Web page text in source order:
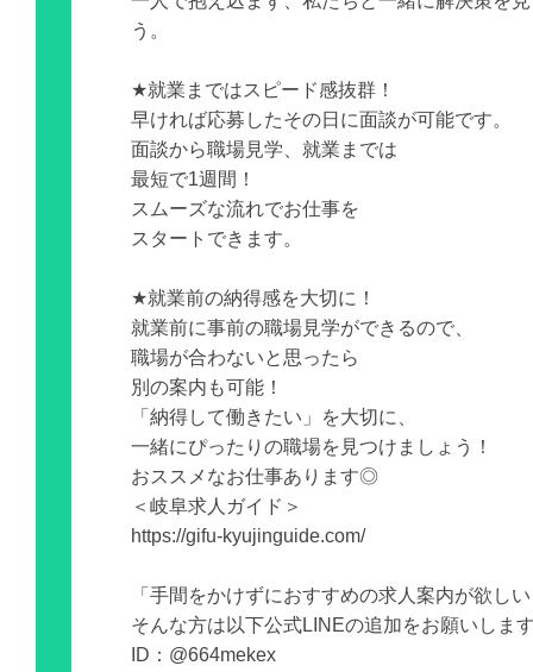
う。
★就業まではスピード感抜群！
早ければ応募したその日に面談が可能です。
面談から職場見学、就業までは
最短で1週間！
スムーズな流れでお仕事を
スタートできます。
★就業前の納得感を大切に！
就業前に事前の職場見学ができるので、
職場が合わないと思ったら
別の案内も可能！
「納得して働きたい」を大切に、
一緒にぴったりの職場を見つけましょう！
おススメなお仕事あります◎
＜岐阜求人ガイド＞
https://gifu-kyujinguide.com/
「手間をかけずにおすすめの求人案内が欲し
そんな方は以下公式LINEの追加をお願いしま
ID：@664mekex